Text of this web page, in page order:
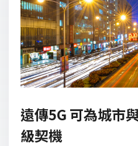
遠傳5G 可為城市
級契機